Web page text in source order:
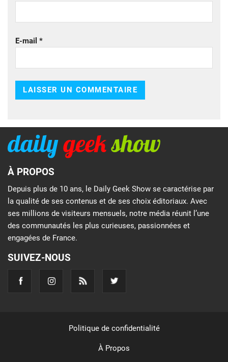
E-mail *
À PROPOS
Depuis plus de 10 ans, le Daily Geek Show se caractérise par
la qualité de ses contenus et de ses choix éditoriaux. Avec
ses millions de visiteurs mensuels, notre média réunit l’une
des communautés les plus curieuses, passionnées et
engagées de France.
SUIVEZ-NOUS
Politique de confidentialité
À Propos